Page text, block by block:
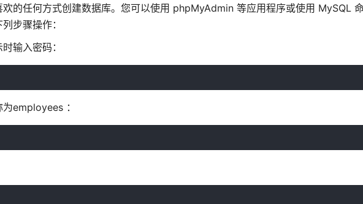
的任何方式创建数据库。您可以使用 phpMyAdmin 等应用程序或使用 MySQL
步骤操作：
输入密码：
employees ：